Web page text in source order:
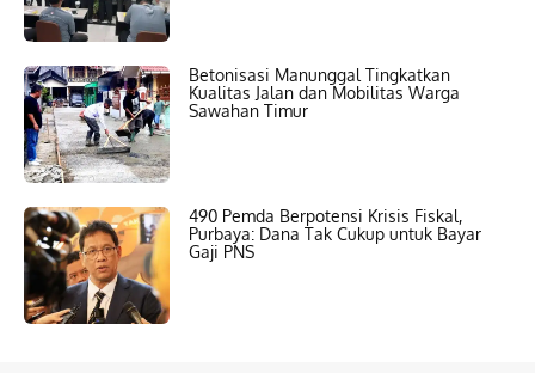
Betonisasi Manunggal Tingkatkan
Kualitas Jalan dan Mobilitas Warga
Sawahan Timur
490 Pemda Berpotensi Krisis Fiskal,
Purbaya: Dana Tak Cukup untuk Bayar
Gaji PNS